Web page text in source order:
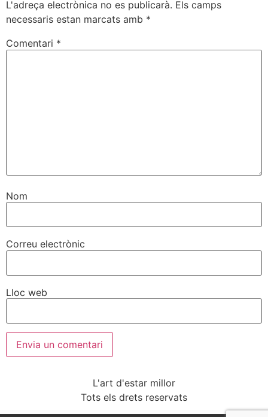
L'adreça electrònica no es publicarà. Els camps
necessaris estan marcats amb *
Comentari *
Nom
Correu electrònic
Lloc web
L'art d'estar millor
Tots els drets reservats